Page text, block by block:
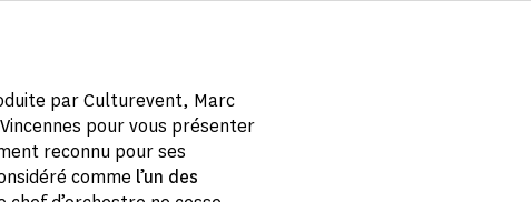
par Culturevent, Marc
pour vous présenter
reconnu pour ses
comme l’un des